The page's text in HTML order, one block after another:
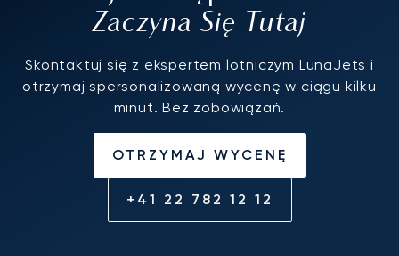
Zaczyna Się Tutaj
Skontaktuj się z ekspertem lotniczym LunaJets i
otrzymaj spersonalizowaną wycenę w ciągu kilku
minut. Bez zobowiązań.
OTRZYMAJ WYCENĘ
+41 22 782 12 12